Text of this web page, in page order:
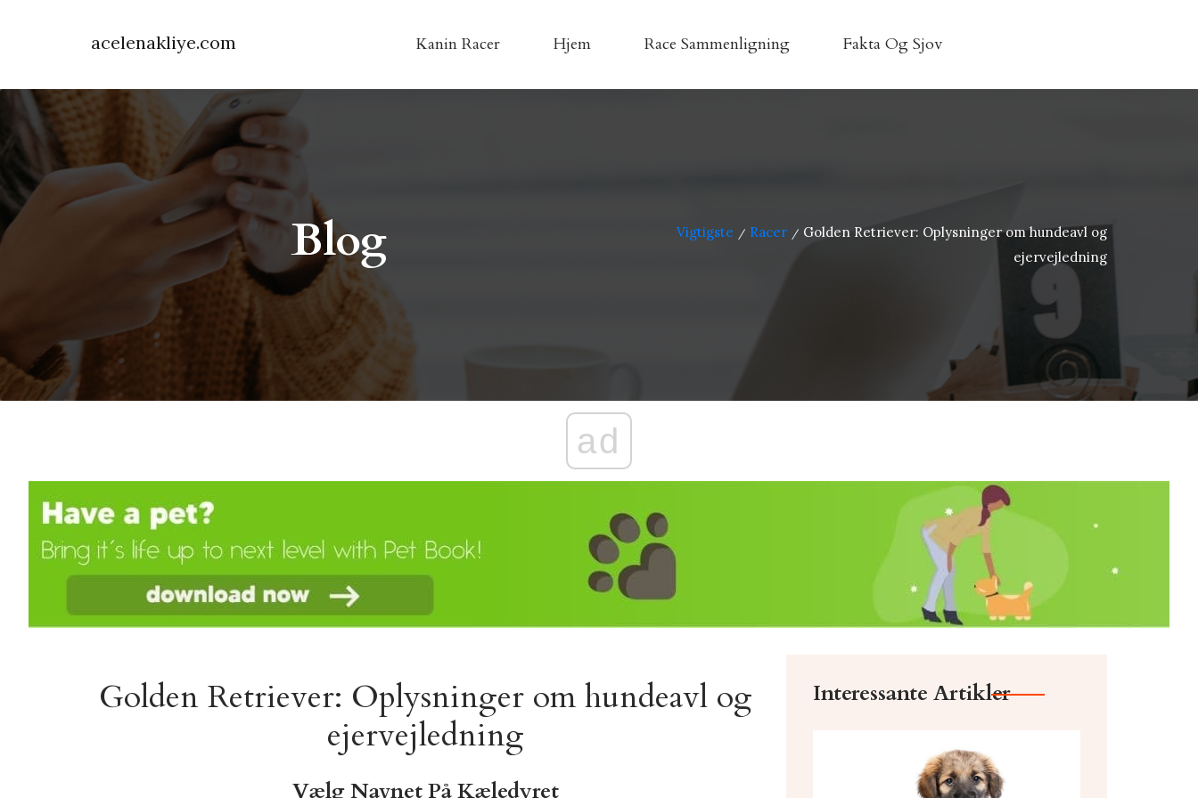
acelenakliye.com Kanin Racer Hjem Race Sammenligning Fakta Og Sjov
Blog Vigtigste / Racer / Golden Retriever: Oplysninger om hundeavl og
ejervejledning
ad
Golden Retriever: Oplysninger om hundeavl og
ejervejledning
Vælg Navnet På Kæledyret
Interessante Artikler